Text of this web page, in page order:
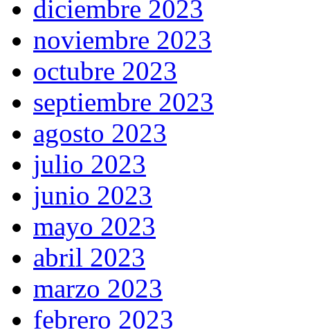
diciembre 2023
noviembre 2023
octubre 2023
septiembre 2023
agosto 2023
julio 2023
junio 2023
mayo 2023
abril 2023
marzo 2023
febrero 2023